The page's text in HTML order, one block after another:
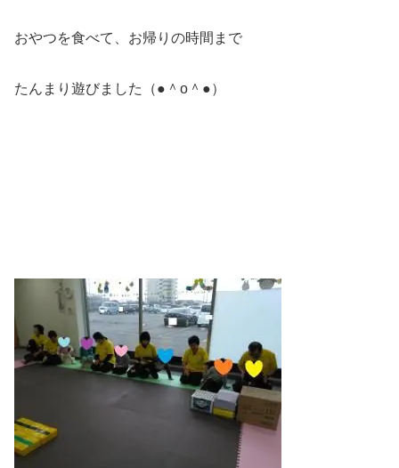
おやつを食べて、お帰りの時間まで
たんまり遊びました（●＾o＾●）